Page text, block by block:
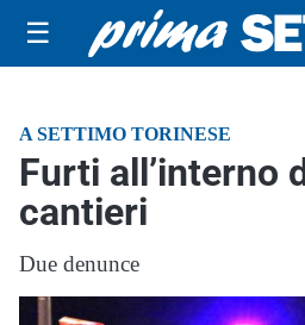
☰
A SETTIMO TORINESE
Furti all’interno
cantieri
Due denunce